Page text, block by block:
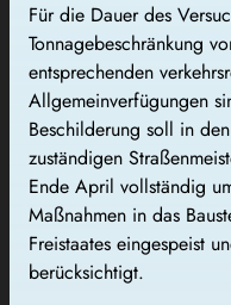
Für die Dauer des
Tonnagebeschränkung
entsprechenden
Allgemeinverfügungen
Beschilderung soll in
zuständigen
Ende April vollständig
Maßnahmen in das
Freistaates eingespeist
berücksichtigt.